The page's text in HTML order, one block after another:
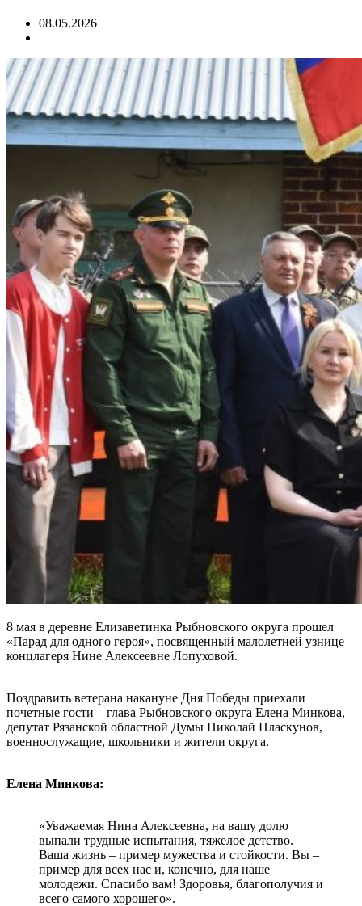
08.05.2026
8 мая в деревне Елизаветинка Рыбновского округа прошел
«Парад для одного героя», посвященный малолетней узнице
концлагеря Нине Алексеевне Лопуховой.
Поздравить ветерана накануне Дня Победы приехали
почетные гости – глава Рыбновского округа Елена Минкова,
депутат Рязанской областной Думы Николай Пласкунов,
военнослужащие, школьники и жители округа.
Елена Минкова:
«Уважаемая Нина Алексеевна, на вашу долю
выпали трудные испытания, тяжелое детство.
Ваша жизнь – пример мужества и стойкости. Вы –
пример для всех нас и, конечно, для наше
молодежи. Спасибо вам! Здоровья, благополучия и
всего самого хорошего».